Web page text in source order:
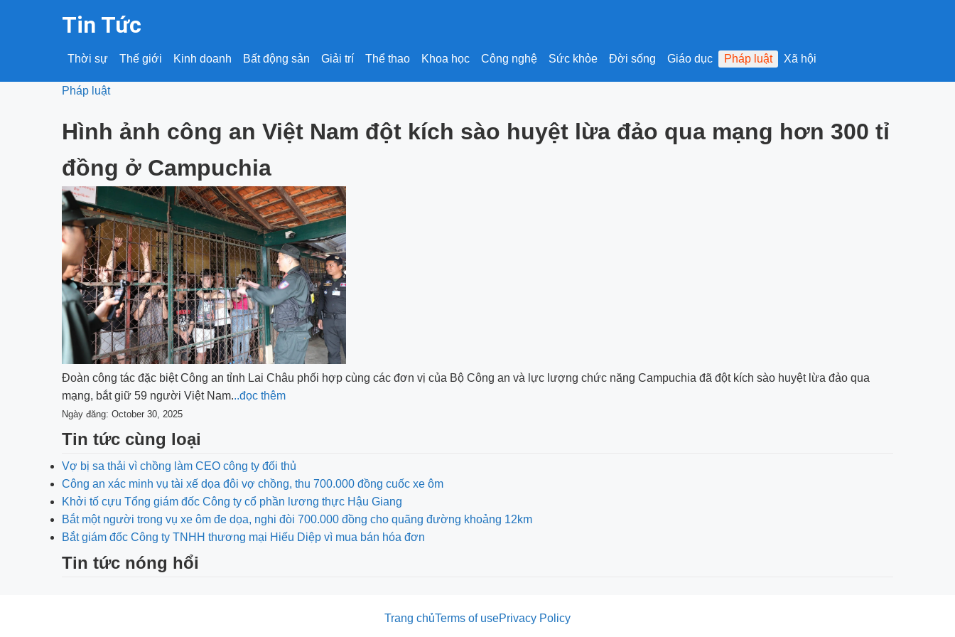
Tin Tức
Thời sự Thế giới Kinh doanh Bất động sản Giải trí Thể thao Khoa học Công nghệ Sức khỏe Đời sống Giáo dục Pháp luật Xã hội
Pháp luật
Hình ảnh công an Việt Nam đột kích sào huyệt lừa đảo qua mạng hơn 300 tỉ
đồng ở Campuchia
Đoàn công tác đặc biệt Công an tỉnh Lai Châu phối hợp cùng các đơn vị của Bộ Công an và lực lượng chức năng Campuchia đã đột kích sào huyệt lừa đảo qua
mạng, bắt giữ 59 người Việt Nam...đọc thêm
Ngày đăng: October 30, 2025
Tin tức cùng loại
Vợ bị sa thải vì chồng làm CEO công ty đối thủ
Công an xác minh vụ tài xế dọa đôi vợ chồng, thu 700.000 đồng cuốc xe ôm
Khởi tố cựu Tổng giám đốc Công ty cổ phần lương thực Hậu Giang
Bắt một người trong vụ xe ôm đe dọa, nghi đòi 700.000 đồng cho quãng đường khoảng 12km
Bắt giám đốc Công ty TNHH thương mại Hiếu Diệp vì mua bán hóa đơn
Tin tức nóng hổi
Trang chủTerms of usePrivacy Policy